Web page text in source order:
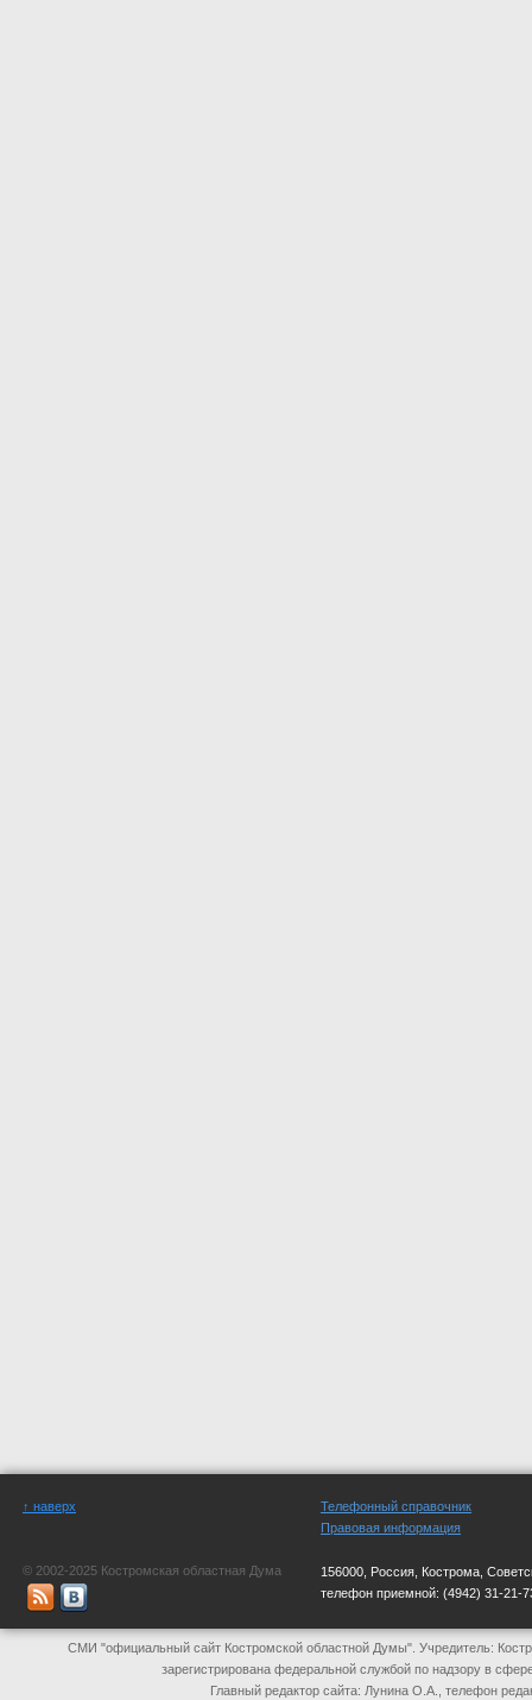
↑ наверх
© 2002-2025 Костромская областная Дума
Телефонный справочник
Правовая информация
156000, Россия, Кострома,
телефон приемной: (4942) 31-21-
СМИ "официальный сайт Костромской областной Думы". Учредитель:
зарегистрирована федеральной службой по надзору в
Главный редактор сайта: Лунина О.А., телефон